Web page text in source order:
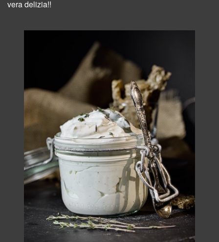
vera delizia!!